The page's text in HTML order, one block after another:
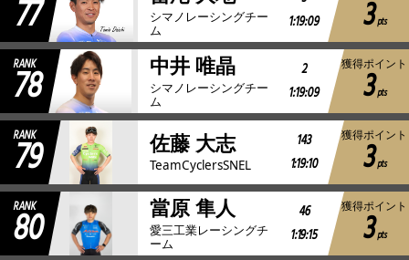
77
シマノレーシングチー
ム
1:19:09
3pts
RANK
78 中井 唯晶
シマノレーシングチー
ム
2
1:19:09
獲得ポイント
3pts
RANK
79 佐藤 大志
TeamCyclersSNEL
143
1:19:10
獲得ポイント
3pts
RANK
80 當原 隼人
愛三工業レーシングチ
ーム
46
1:19:15
獲得ポイント
3pts